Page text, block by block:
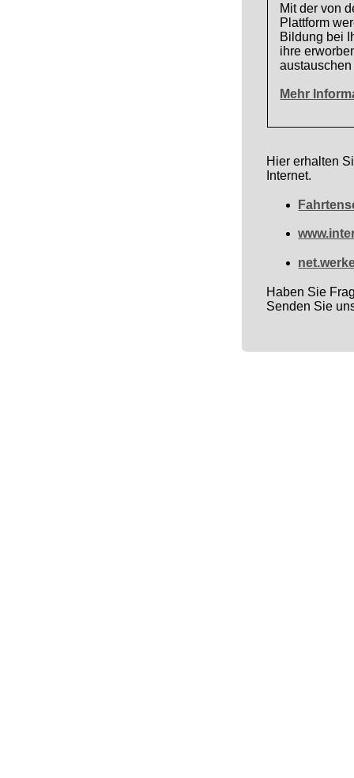
Mit der von
Plattform
Bildung bei
ihre
Mehr
Hier erhalten
Internet.
Haben Sie
Senden Sie